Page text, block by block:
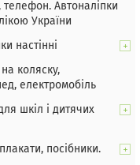
телефон. Автоналіпки
України
настінні
коляску,
електромобіль
шкіл і дитячих
посібники.